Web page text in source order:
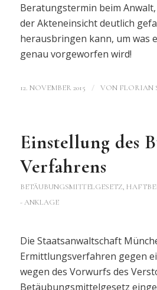
Beratungstermin beim
der Akteneinsicht deutlich
herausbringen kann, um was
genau vorgeworfen wird!
12. NOVEMBER 2015 / VON FLORIAN
Einstellung des
Verfahrens
BETÄUBUNGSMITTELGESETZ,
- ANKLAGE
Die Staatsanwaltschaft
Ermittlungsverfahren gegen
wegen des Vorwurfs des
Betäubungsmittelgesetz